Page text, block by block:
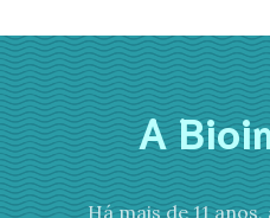
A
Há mais de 11